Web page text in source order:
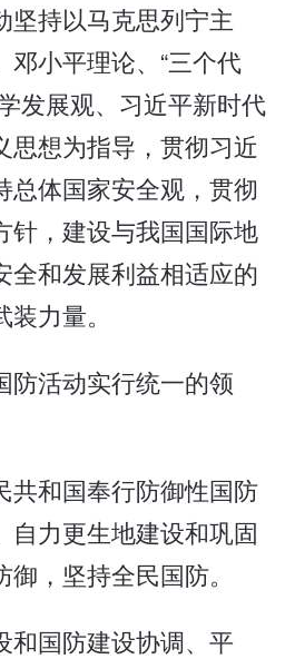
持以马克思列宁主
邓小平理论、“三个代
发展观、习近平新时代
思想为指导，贯彻习近
总体国家安全观，贯彻
针，建设与我国国际地
全和发展利益相适应的
力量。
活动实行统一的领
和国奉行防御性国防
自力更生地建设和巩固
，坚持全民国防。
和国防建设协调、平